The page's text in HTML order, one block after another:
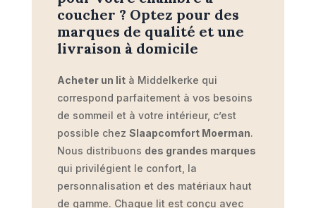
coucher ? Optez pour des
marques de qualité et une
livraison à domicile
Acheter un lità Middelkerke qui
correspond parfaitement à vos besoins
de sommeil et à votre intérieur, c’est
possible chez Slaapcomfort Moerman.
Nous distribuons des grandes marques
qui privilégient le confort, la
personnalisation et des matériaux haut
de gamme. Chaque lit est conçu avec